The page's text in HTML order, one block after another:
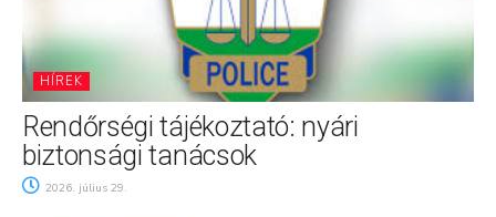
HÍREK
Rendőrségi tájékoztató: nyári
biztonsági tanácsok
2026. július 29.